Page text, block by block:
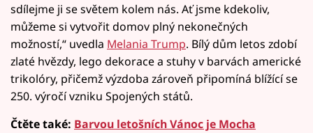
sdílejme ji se světem kolem nás. Ať jsme kdekoliv,
můžeme si vytvořit domov plný nekonečných
možností,“ uvedla Melania Trump. Bílý dům letos zdobí
zlaté hvězdy, lego dekorace a stuhy v barvách americké
trikolóry, přičemž výzdoba zároveň připomíná blížící se
250. výročí vzniku Spojených států.
Čtěte také: Barvou letošních Vánoc je Mocha